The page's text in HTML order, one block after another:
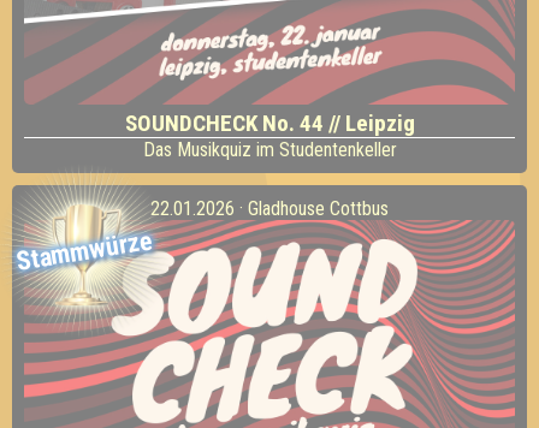
SOUNDCHECK No. 44 // Leipzig
Das Musikquiz im Studentenkeller
Stammwürze
22.01.2026 · Gladhouse Cottbus